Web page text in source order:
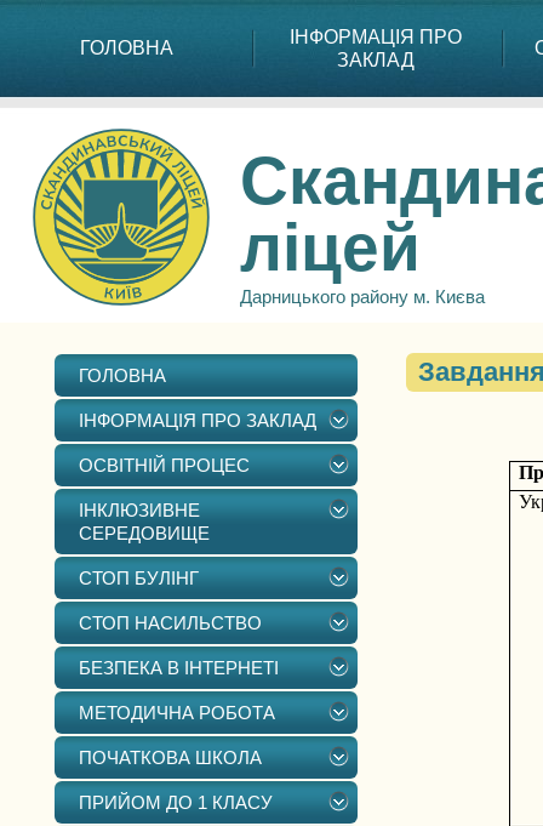
ГОЛОВНА
ІНФОРМАЦІЯ ПРО
ЗАКЛАД
ліцей
Дарницького району м. Києва
ГОЛОВНА
ІНФОРМАЦІЯ ПРО ЗАКЛАД
ОСВІТНІЙ ПРОЦЕС
ІНКЛЮЗИВНЕ
СЕРЕДОВИЩЕ
СТОП БУЛІНГ
СТОП НАСИЛЬСТВО
БЕЗПЕКА В ІНТЕРНЕТІ
МЕТОДИЧНА РОБОТА
ПОЧАТКОВА ШКОЛА
ПРИЙОМ ДО 1 КЛАСУ